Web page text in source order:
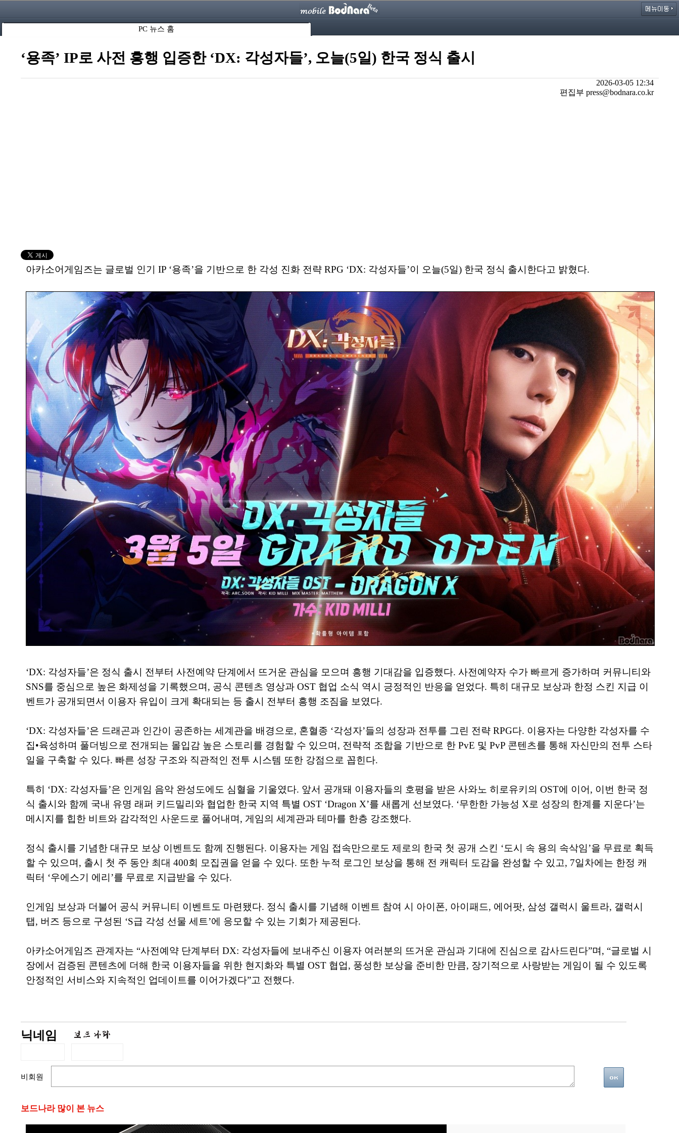
PC 뉴스 홈
‘용족’ IP로 사전 흥행 입증한 ‘DX: 각성자들’, 오늘(5일) 한국 정식 출시
2026-03-05 12:34
편집부 press@bodnara.co.kr
아카소어게임즈는 글로벌 인기 IP ‘용족’을 기반으로 한 각성 진화 전략 RPG ‘DX: 각성자들’이 오늘(5일) 한국 정식 출시한다고 밝혔다.
‘DX: 각성자들’은 정식 출시 전부터 사전예약 단계에서 뜨거운 관심을 모으며 흥행 기대감을 입증했다. 사전예약자 수가 빠르게 증가하며 커뮤니티와
SNS를 중심으로 높은 화제성을 기록했으며, 공식 콘텐츠 영상과 OST 협업 소식 역시 긍정적인 반응을 얻었다. 특히 대규모 보상과 한정 스킨 지급 이
벤트가 공개되면서 이용자 유입이 크게 확대되는 등 출시 전부터 흥행 조짐을 보였다.
‘DX: 각성자들’은 드래곤과 인간이 공존하는 세계관을 배경으로, 혼혈종 ‘각성자’들의 성장과 전투를 그린 전략 RPG다. 이용자는 다양한 각성자를 수
집•육성하며 풀더빙으로 전개되는 몰입감 높은 스토리를 경험할 수 있으며, 전략적 조합을 기반으로 한 PvE 및 PvP 콘텐츠를 통해 자신만의 전투 스타
일을 구축할 수 있다. 빠른 성장 구조와 직관적인 전투 시스템 또한 강점으로 꼽힌다.
특히 ‘DX: 각성자들’은 인게임 음악 완성도에도 심혈을 기울였다. 앞서 공개돼 이용자들의 호평을 받은 사와노 히로유키의 OST에 이어, 이번 한국 정
식 출시와 함께 국내 유명 래퍼 키드밀리와 협업한 한국 지역 특별 OST ‘Dragon X’를 새롭게 선보였다. ‘무한한 가능성 X로 성장의 한계를 지운다’는
메시지를 힙한 비트와 감각적인 사운드로 풀어내며, 게임의 세계관과 테마를 한층 강조했다.
정식 출시를 기념한 대규모 보상 이벤트도 함께 진행된다. 이용자는 게임 접속만으로도 제로의 한국 첫 공개 스킨 ‘도시 속 용의 속삭임’을 무료로 획득
할 수 있으며, 출시 첫 주 동안 최대 400회 모집권을 얻을 수 있다. 또한 누적 로그인 보상을 통해 전 캐릭터 도감을 완성할 수 있고, 7일차에는 한정 캐
릭터 ‘우에스기 에리’를 무료로 지급받을 수 있다.
인게임 보상과 더불어 공식 커뮤니티 이벤트도 마련됐다. 정식 출시를 기념해 이벤트 참여 시 아이폰, 아이패드, 에어팟, 삼성 갤럭시 울트라, 갤럭시
탭, 버즈 등으로 구성된 ‘S급 각성 선물 세트’에 응모할 수 있는 기회가 제공된다.
아카소어게임즈 관계자는 “사전예약 단계부터 DX: 각성자들에 보내주신 이용자 여러분의 뜨거운 관심과 기대에 진심으로 감사드린다”며, “글로벌 시
장에서 검증된 콘텐츠에 더해 한국 이용자들을 위한 현지화와 특별 OST 협업, 풍성한 보상을 준비한 만큼, 장기적으로 사랑받는 게임이 될 수 있도록
안정적인 서비스와 지속적인 업데이트를 이어가겠다”고 전했다.
닉네임
비회원
보드나라 많이 본 뉴스